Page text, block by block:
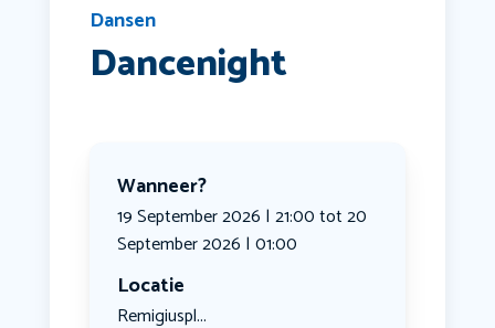
Dansen
Dancenight
Wanneer?
19 September 2026 | 21:00 tot 20
September 2026 | 01:00
Locatie
Remigiuspl...